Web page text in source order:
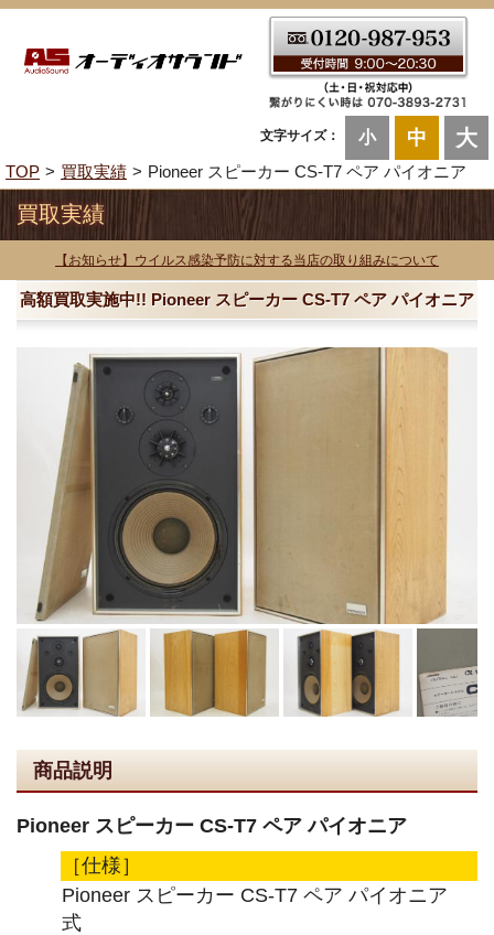
文字サイズ： 小 中 大
TOP 買取実績 Pioneer スピーカー CS-T7 ペア パイオニア
買取実績
【お知らせ】ウイルス感染予防に対する当店の取り組みについて
高額買取実施中!! Pioneer スピーカー CS-T7 ペア パイオニア
商品説明
Pioneer スピーカー CS-T7 ペア パイオニア
［仕様］
Pioneer スピーカー CS-T7 ペア パイオニア
式